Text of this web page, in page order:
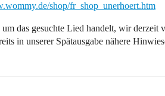
shop/fr_shop_unerhoert.htm
um das gesuchte Lied handelt, wir
in unserer Spätausgabe nähere